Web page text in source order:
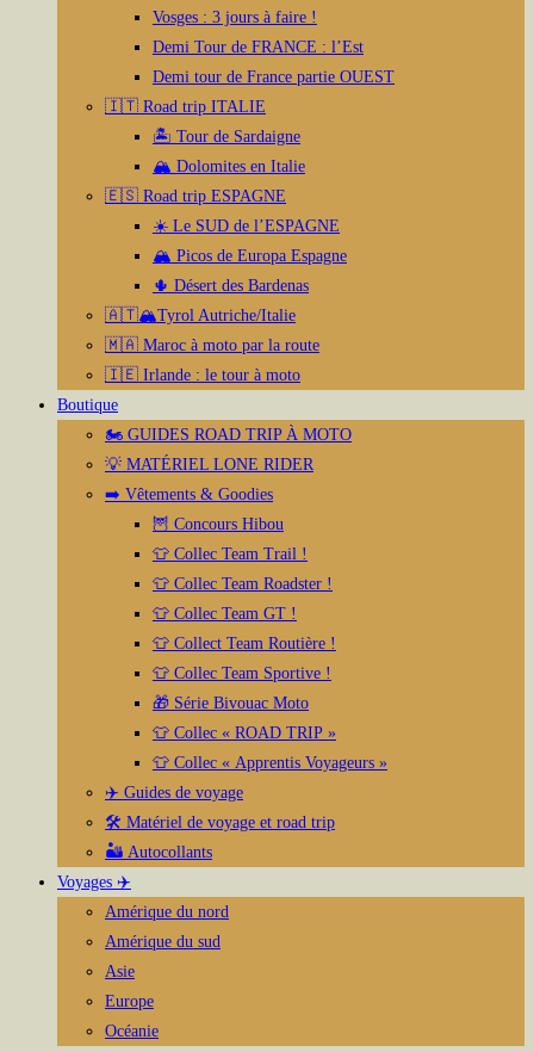
Vosges : 3 jours à faire !
Demi Tour de FRANCE : l’Est
Demi tour de France partie OUEST
🇮🇹 Road trip ITALIE
🏝️ Tour de Sardaigne
🏔️ Dolomites en Italie
🇪🇸 Road trip ESPAGNE
☀️ Le SUD de l’ESPAGNE
🏔️ Picos de Europa Espagne
🌵 Désert des Bardenas
🇦🇹🏔️Tyrol Autriche/Italie
🇲🇦 Maroc à moto par la route
🇮🇪 Irlande : le tour à moto
Boutique
🏍️ GUIDES ROAD TRIP À MOTO
💡 MATÉRIEL LONE RIDER
➡️ Vêtements & Goodies
🦉 Concours Hibou
👕 Collec Team Trail !
👕 Collec Team Roadster !
👕 Collec Team GT !
👕 Collect Team Routière !
👕 Collec Team Sportive !
🎁 Série Bivouac Moto
👕 Collec « ROAD TRIP »
👕 Collec « Apprentis Voyageurs »
✈️ Guides de voyage
🛠️ Matériel de voyage et road trip
🏜️ Autocollants
Voyages ✈️
Amérique du nord
Amérique du sud
Asie
Europe
Océanie